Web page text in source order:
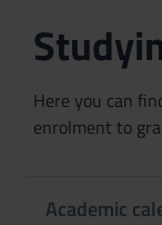
Here you can
enrolment to
Academic